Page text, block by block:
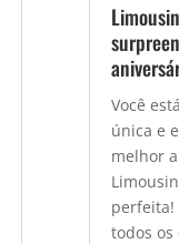
Você
única e
melhor
perfeita!
todos os